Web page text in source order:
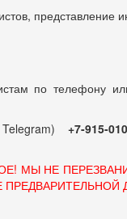
представление
по телефону
+7-915-
МЫ НЕ